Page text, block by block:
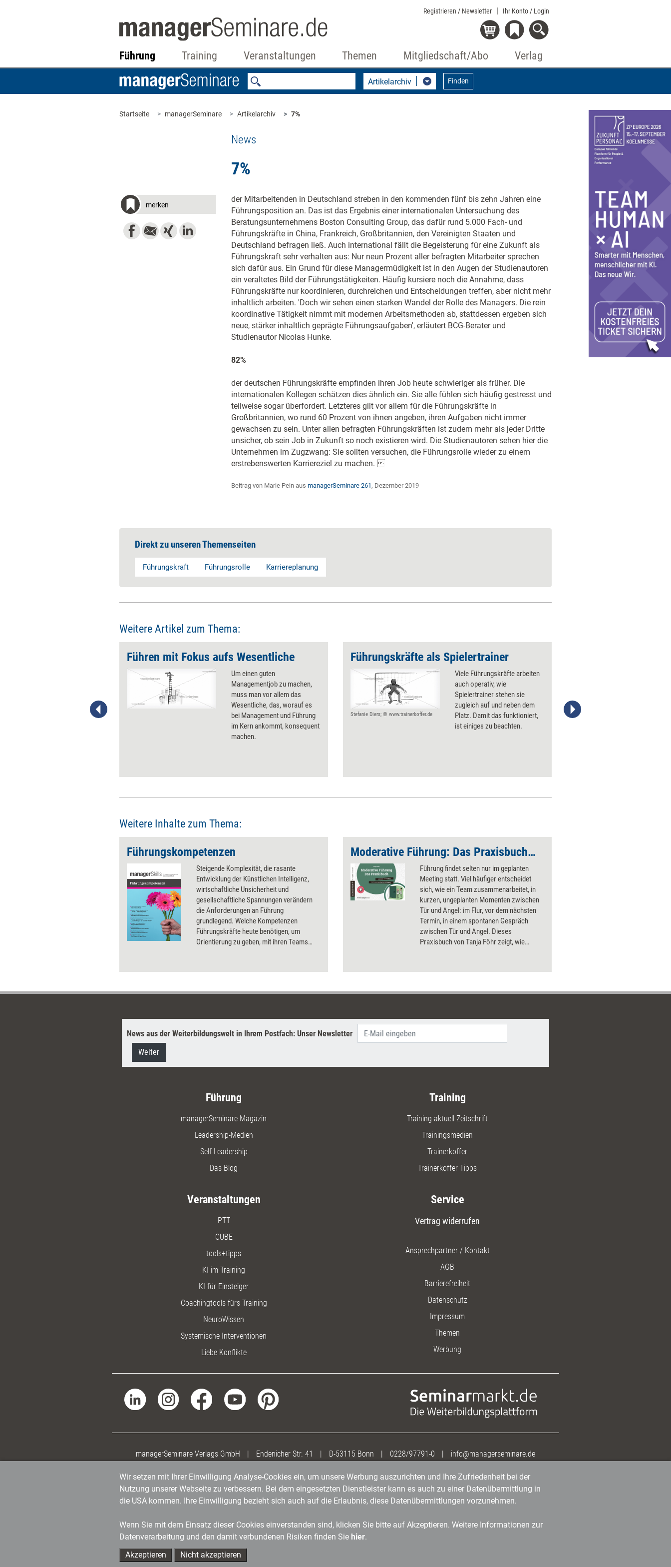
Registrieren / Newsletter Ihr Konto / Login
Führung Training Veranstaltungen Themen Mitgliedschaft/Abo Verlag
Artikelarchiv Finden
Startseite managerSeminare Artikelarchiv 7%
News
7%
merken
der Mitarbeitenden in Deutschland streben in den kommenden fünf bis zehn Jahren eine
Führungsposition an. Das ist das Ergebnis einer internationalen Untersuchung des
Beratungsunternehmens Boston Consulting Group, das dafür rund 5.000 Fach- und
Führungskräfte in China, Frankreich, Großbritannien, den Vereinigten Staaten und
Deutschland befragen ließ. Auch international fällt die Begeisterung für eine Zukunft als
Führungskraft sehr verhalten aus: Nur neun Prozent aller befragten Mitarbeiter sprechen
sich dafür aus. Ein Grund für diese Managermüdigkeit ist in den Augen der Studienautoren
ein veraltetes Bild der Führungstätigkeiten. Häufig kursiere noch die Annahme, dass
Führungskräfte nur koordinieren, durchreichen und Entscheidungen treffen, aber nicht mehr
inhaltlich arbeiten. 'Doch wir sehen einen starken Wandel der Rolle des Managers. Die rein
koordinative Tätigkeit nimmt mit modernen Arbeitsmethoden ab, stattdessen ergeben sich
neue, stärker inhaltlich geprägte Führungsaufgaben', erläutert BCG-Berater und
Studienautor Nicolas Hunke.
82%
der deutschen Führungskräfte empfinden ihren Job heute schwieriger als früher. Die
internationalen Kollegen schätzen dies ähnlich ein. Sie alle fühlen sich häufig gestresst und
teilweise sogar überfordert. Letzteres gilt vor allem für die Führungskräfte in
Großbritannien, wo rund 60 Prozent von ihnen angeben, ihren Aufgaben nicht immer
gewachsen zu sein. Unter allen befragten Führungskräften ist zudem mehr als jeder Dritte
unsicher, ob sein Job in Zukunft so noch existieren wird. Die Studienautoren sehen hier die
Unternehmen im Zugzwang: Sie sollten versuchen, die Führungsrolle wieder zu einem
erstrebenswerten Karriereziel zu machen. 
Beitrag von Marie Pein aus managerSeminare 261, Dezember 2019
Direkt zu unseren Themenseiten
Führungskraft Führungsrolle Karriereplanung
Weitere Artikel zum Thema:
Führen mit Fokus aufs Wesentliche
Um einen guten
Managementjob zu machen,
muss man vor allem das
Wesentliche, das, worauf es
bei Management und Führung
im Kern ankommt, konsequent
machen.
Führungskräfte als Spielertrainer
Stefanie Diers; © www.trainerkoffer.de
Viele Führungskräfte arbeiten
auch operativ, wie
Spielertrainer stehen sie
zugleich auf und neben dem
Platz. Damit das funktioniert,
ist einiges zu beachten.
Stefanie Diers/trainerkoffer.de
Weitere Inhalte zum Thema:
Führungskompetenzen
Steigende Komplexität, die rasante
Entwicklung der Künstlichen Intelligenz,
wirtschaftliche Unsicherheit und
gesellschaftliche Spannungen verändern
die Anforderungen an Führung
grundlegend. Welche Kompetenzen
Führungskräfte heute benötigen, um
Orientierung zu geben, mit ihren Teams
Moderative Führung: Das Praxisbuch – Neuerscheinung
Führung findet selten nur im geplanten
Meeting statt. Viel häufiger entscheidet
sich, wie ein Team zusammenarbeitet, in
kurzen, ungeplanten Momenten zwischen
Tür und Angel: im Flur, vor dem nächsten
Termin, in einem spontanen Gespräch
zwischen Tür und Angel. Dieses
Praxisbuch von Tanja Föhr zeigt, wie
Methodenfundus, klarer Haltung und einem
Einsatz von KI. Visuell aufbereitet mit
Führungskräfte und Teamleiter, die ihren
moderativer Zusammenarbeit begleiten.
News aus der Weiterbildungswelt in Ihrem Postfach: Unser Newsletter
Weiter
Führung
managerSeminare Magazin
Leadership-Medien
Self-Leadership
Das Blog
Training
Training aktuell Zeitschrift
Trainingsmedien
Trainerkoffer
Trainerkoffer Tipps
Veranstaltungen
PTT
CUBE
tools+tipps
KI im Training
KI für Einsteiger
Coachingtools fürs Training
NeuroWissen
Systemische Interventionen
Liebe Konflikte
Service
Vertrag widerrufen
Ansprechpartner / Kontakt
AGB
Barrierefreiheit
Datenschutz
Impressum
Themen
Werbung
managerSeminare Verlags GmbH | Endenicher Str. 41 | D-53115 Bonn | 0228/97791-0 | info@managerseminare.de
Wir setzen mit Ihrer Einwilligung Analyse-Cookies ein, um unsere Werbung auszurichten und Ihre Zufriedenheit bei der
Nutzung unserer Webseite zu verbessern. Bei dem eingesetzten Dienstleister kann es auch zu einer Datenübermittlung in
die USA kommen. Ihre Einwilligung bezieht sich auch auf die Erlaubnis, diese Datenübermittlungen vorzunehmen.
Wenn Sie mit dem Einsatz dieser Cookies einverstanden sind, klicken Sie bitte auf Akzeptieren. Weitere Informationen zur
Datenverarbeitung und den damit verbundenen Risiken finden Sie hier.
Akzeptieren
Nicht akzeptieren